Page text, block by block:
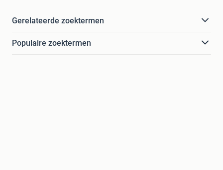
Gerelateerde zoektermen
Populaire zoektermen